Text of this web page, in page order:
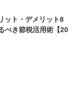
ット・デメリット8
べき節税活用術【20